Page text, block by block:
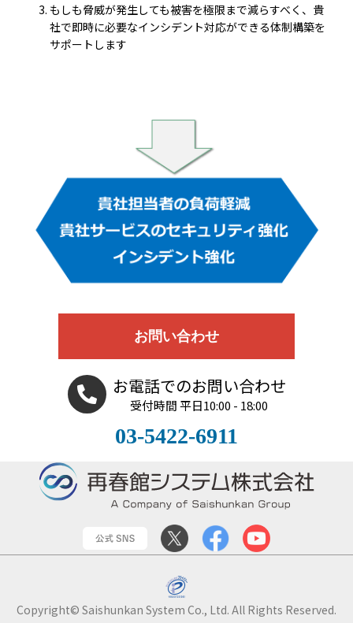
もしも脅威が発生しても被害を極限まで減らすべく、貴
社で即時に必要なインシデント対応ができる体制構築を
サポートします
お問い合わせ
お電話でのお問い合わせ
受付時間 平日10:00 - 18:00
03-5422-6911
Copyright© Saishunkan System Co., Ltd. All Rights Reserved.